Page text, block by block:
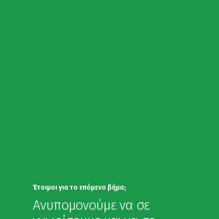
Έτοιμοι για το επόμενο βήμα;
Ανυπομονούμε να σε